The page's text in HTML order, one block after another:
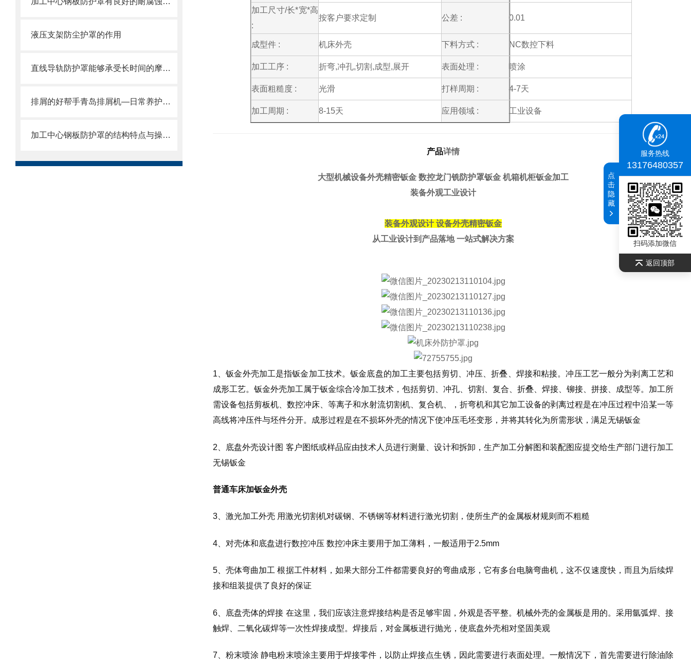
液压支架防尘护罩的作用
直线导轨防护罩能够承受长时间的摩擦和冲击
排屑的好帮手青岛排屑机—日常养护方式
加工中心钢板防护罩的结构特点与操作维护方式
加工尺寸/长*宽*高
:
按客户要求定制 公差 : 0.01
成型件 : 机床外壳 下料方式 : NC数控下料
加工工序 : 折弯,冲孔,切割,成型,展开 表面处理 : 喷涂
表面粗糙度 : 光滑 打样周期 : 4-7天
加工周期 : 8-15天 应用领域 : 工业设备
产品详情
大型机械设备外壳精密钣金 数控龙门铣防护罩钣金 机箱机柜钣金加工
装备外观工业设计
装备外观设计 设备外壳精密钣金
从工业设计到 产品落地 一站式解决方案
1、钣金外壳加工是指钣金加工技术。钣金底盘的加工主要包括剪切、冲压、折叠、焊接和粘接。冲压工艺一般分为剥离工艺和
成形工艺。钣金外壳加工属于钣金综合冷加工技术，包括剪切、冲孔、切割、复合、折叠、焊接、铆接、拼接、成型等。加工所
需设备包括剪板机、数控冲床、等离子和水射流切割机、复合机、，折弯机和其它加工设备的剥离过程是在冲压过程中沿某一等
高线将冲压件与坯件分开。成形过程是在不损坏外壳的情况下使冲压毛坯变形，并将其转化为所需形状，满足无锡钣金
2、底盘外壳设计图 客户图纸或样品应由技术人员进行测量、设计和拆卸，生产加工分解图和装配图应提交给生产部门进行加工
无锡钣金
普通车床加钣金外壳
3、激光加工外壳 用激光切割机对碳钢、不锈钢等材料进行激光切割，使所生产的金属板材规则而不粗糙
4、对壳体和底盘进行数控冲压 数控冲床主要用于加工薄料，一般适用于2.5mm
5、壳体弯曲加工 根据工件材料，如果大部分工件都需要良好的弯曲成形，它有多台电脑弯曲机，这不仅速度快，而且为后续焊
接和组装提供了良好的保证
6、底盘壳体的焊接 在这里，我们应该注意焊接结构是否足够牢固，外观是否平整。机械外壳的金属板是用的。采用氩弧焊、接
触焊、二氧化碳焊等一次性焊接成型。焊接后，对金属板进行抛光，使底盘外壳相对坚固美观
7、粉末喷涂 静电粉末喷涂主要用于焊接零件，以防止焊接点生锈，因此需要进行表面处理。一般情况下，首先需要进行除油除
服务热线
13176480357
扫码添加微信
返回顶部
点
击
隐
藏